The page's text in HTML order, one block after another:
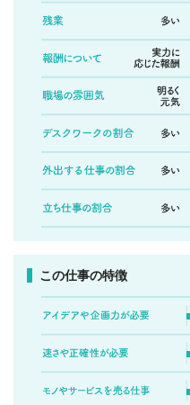
この仕事の特徴